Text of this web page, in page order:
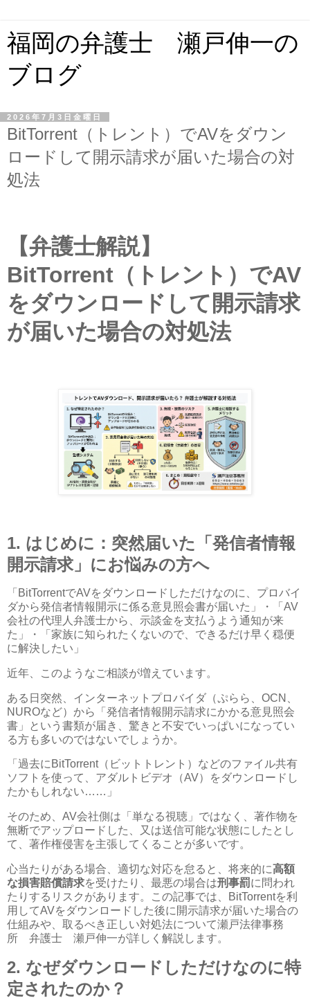
福岡の弁護士 瀬戸伸一の
ブログ
2026年7月3日金曜日
BitTorrent（トレント）でAVをダウン
ロードして開示請求が届いた場合の対
処法
【弁護士解説】
BitTorrent （トレント）でAV
をダウンロードして開示請求
が届いた場合の対処法
1. はじめに：突然届いた「発信者情報
開示請求」にお悩みの方へ
「 BitTorrentでAVをダウンロードしただけなのに、プロバイ
ダから発信者情報開示に係る意見照会書が届いた」・「 AV
会社の代理人弁護士から、示談金を支払うよう通知が来
た」・「家族に知られたくないので、できるだけ早く穏便
に解決したい」
近年、このようなご相談が増えています。
ある日突然、インターネットプロバイダ（ぷらら、 OCN
NUROなど）から「発信者情報開示請求にかかる意見照会
書」という書類が届き、驚きと不安でいっぱいになってい
る方も多いのではないでしょうか。
「過去に BitTorrent（ビットトレント）などのファイル共有
ソフトを使って、アダルトビデオ（AV）をダウンロードし
たかもしれない…… 」
そのため、 AV会社側は「単なる視聴」ではなく、著作物を
無断でアップロードした、又は送信可能な状態にしたとし
て、著作権侵害を主張してくることが多いです。
心当たりがある場合、適切な対応を怠ると、将来的に高額
な損害賠償請求を受けたり、最悪の場合は刑事罰に問われ
たりするリスクがあります。この記事では、
BitTorrentを利
用してAVをダウンロードした後に開示請求が届いた場合の
仕組みや、取るべき正しい対処法について瀬戸法律事務
所 弁護士 瀬戸伸一が詳しく解説します。
2. なぜダウンロードしただけなのに特
定されたのか？